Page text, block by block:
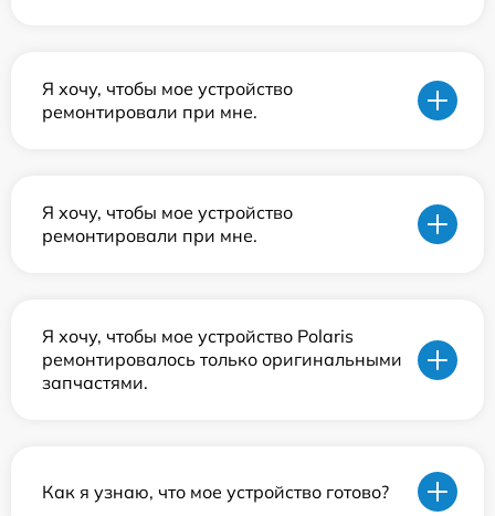
Я хочу, чтобы мое устройство
ремонтировали при мне.
Я хочу, чтобы мое устройство
ремонтировали при мне.
Я хочу, чтобы мое устройство Polaris
ремонтировалось только оригинальными
запчастями.
Как я узнаю, что мое устройство готово?